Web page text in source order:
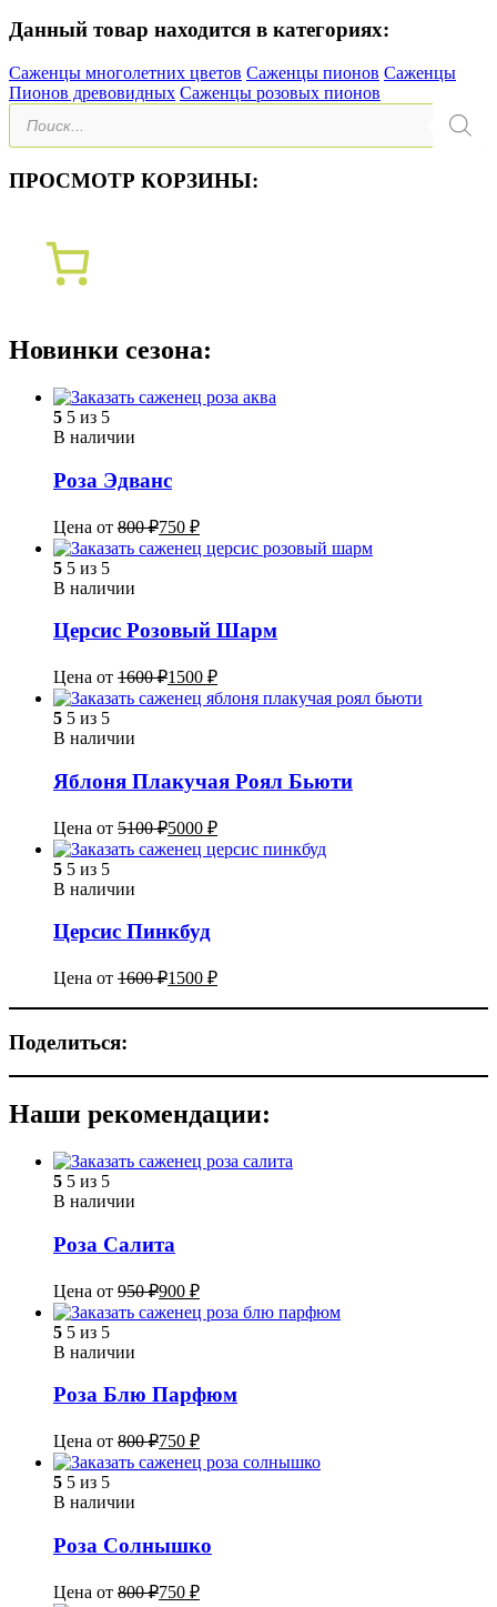
Данный товар находится в категориях:
Саженцы многолетних цветов Саженцы пионов Саженцы
Пионов древовидных Саженцы розовых пионов
Поиск
товаров
ПРОСМОТР КОРЗИНЫ:
Новинки сезона:
5 5 из 5
В наличии
Роза Эдванс
Цена от 800₽750 ₽
5 5 из 5
В наличии
Церсис Розовый Шарм
Цена от 1600₽1500 ₽
5 5 из 5
В наличии
Яблоня Плакучая Роял Бьюти
Цена от 5100₽5000 ₽
5 5 из 5
В наличии
Церсис Пинкбуд
Цена от 1600₽1500 ₽
Поделиться:
Наши рекомендации:
5 5 из 5
В наличии
Роза Салита
Цена от 950₽900 ₽
5 5 из 5
В наличии
Роза Блю Парфюм
Цена от 800₽750 ₽
5 5 из 5
В наличии
Роза Солнышко
Цена от 800₽750 ₽